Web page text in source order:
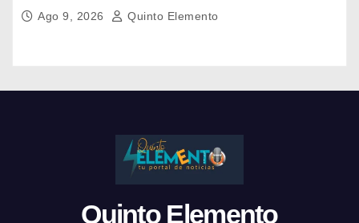
Ago 9, 2026 Quinto Elemento
Quinto Elemento